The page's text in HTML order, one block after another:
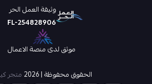
وثيقة العمل الحر
FL-254828906
موثق لدى منصة الاعمال
الحقوق محفوظة | 2026
متجر